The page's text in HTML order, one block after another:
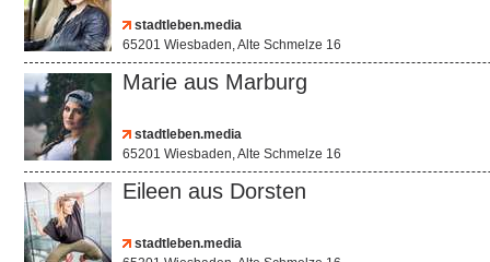
stadtleben.media
65201 Wiesbaden, Alte Schmelze 16
Marie aus Marburg
stadtleben.media
65201 Wiesbaden, Alte Schmelze 16
Eileen aus Dorsten
stadtleben.media